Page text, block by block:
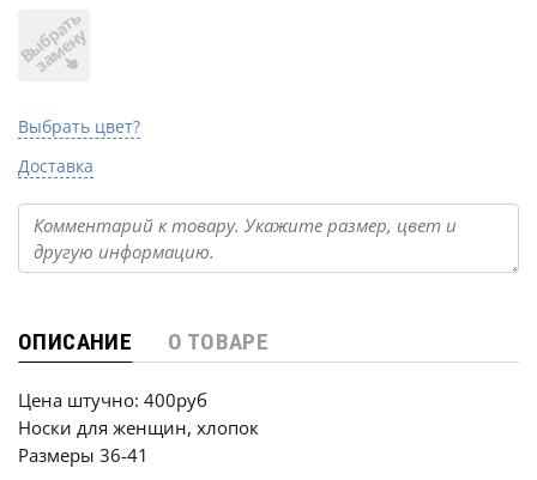
В
ы
б
р
а
т
ь
з
а
м
е
н
у
Выбрать цвет?
Доставка
ОПИСАНИЕ О ТОВАРЕ
Цена штучно: 400руб
Носки для женщин, хлопок
Размеры 36-41